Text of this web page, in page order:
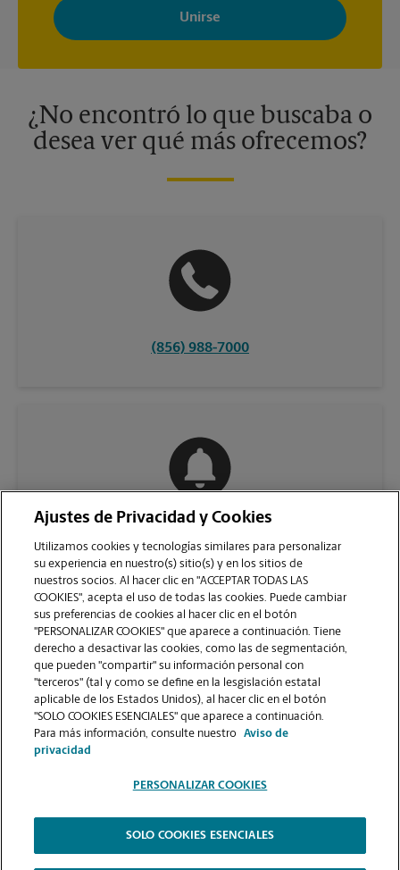
Store con noticias, ofertas especiales, promociones y mensajes
adaptados a sus intereses. Puede darse de baja en cualquier
momento. Para más información, consulte nuestra política de
¿No encontró lo que buscaba o
desea ver qué más ofrecemos?
(856) 988-7000
VER LA PÁGINA DE LA TIENDA
2026.
The UPS Store | Aviso de Privacidad | Términos de Uso del Sitio Web |
Ajustes de Privacidad y Cookies
Utilizamos cookies y tecnologías similares para personalizar
su experiencia en nuestro(s) sitio(s) y en los sitios de
nuestros socios. Al hacer clic en "ACCEPTAR TODAS LAS
COOKIES", acepta el uso de todas las cookies. Puede cambiar
sus preferencias de cookies al hacer clic en el botón
"PERSONALIZAR COOKIES" que aparece a continuación. Tiene
derecho a desactivar las cookies, como las de segmentación,
que pueden "compartir" su información personal con
"terceros" (tal y como se define en la lesgislación estatal
aplicable de los Estados Unidos), al hacer clic en el botón
"SOLO COOKIES ESENCIALES" que aparece a continuación.
Para más información, consulte nuestro
Aviso de
privacidad
PERSONALIZAR COOKIES
SOLO COOKIES ESENCIALES